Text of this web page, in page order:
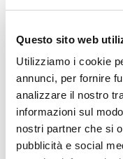
Questo sito web
Utilizziamo i cookie
annunci, per fornire
analizzare il nostro
informazioni sul
nostri partner che si
pubblicità e social
Caratteristiche
Tipologia
Scrivania
Serie
Apta
Larghezza
120 cm
Ti